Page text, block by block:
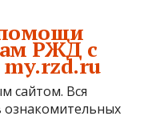
РЖД с
сайтом. Вся